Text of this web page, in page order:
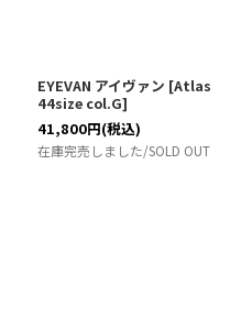
EYEVAN アイヴァン [Atlas
44size col.G]
41,800円(税込)
在庫完売しました/SOLD OUT